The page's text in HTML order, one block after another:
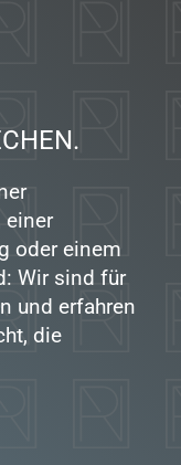
einer
oder einem
Wir sind für
und erfahren
die